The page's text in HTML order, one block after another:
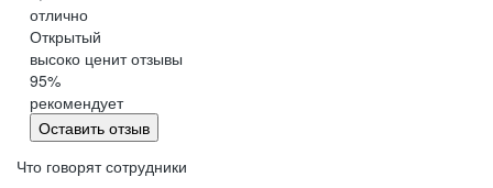
отлично
Открытый
высоко ценит отзывы
95%
рекомендует
Оставить отзыв
Что говорят сотрудники